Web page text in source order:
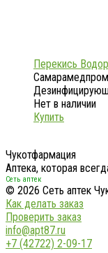
Перекись
Нет в наличии
Купить
Чукотфармация
Аптека, которая
Сеть аптек
© 2026 Сеть аптек
Как делать заказ
Проверить заказ
info@apt87.ru
+7 (42722) 2-09-17